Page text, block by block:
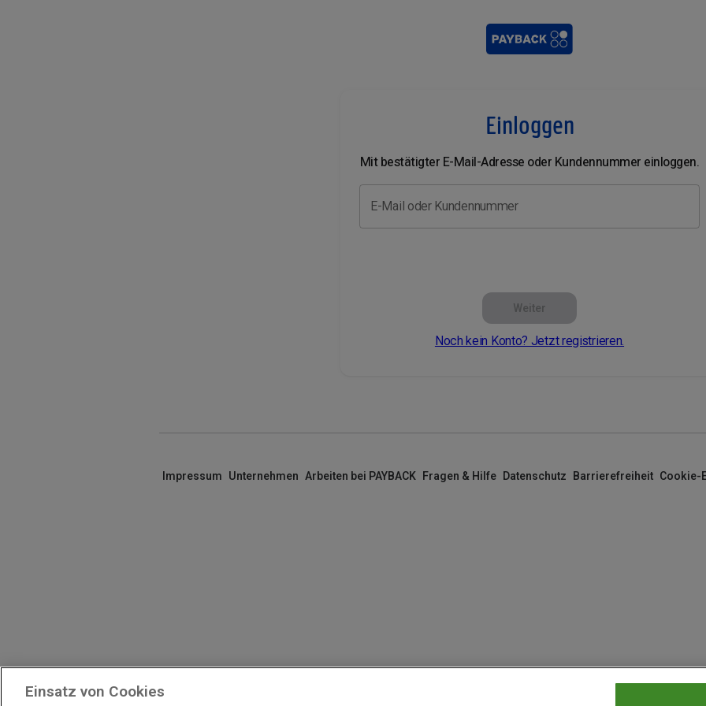
Einloggen
Mit bestätigter E-Mail-Adresse oder Kundennummer einloggen.
E-Mail oder Kundennummer
Weiter
Noch kein Konto? Jetzt registrieren.
Impressum Unternehmen Arbeiten bei PAYBACK Fragen & Hilfe Datenschutz Barrierefreiheit Cookie-
Einsatz von Cookies